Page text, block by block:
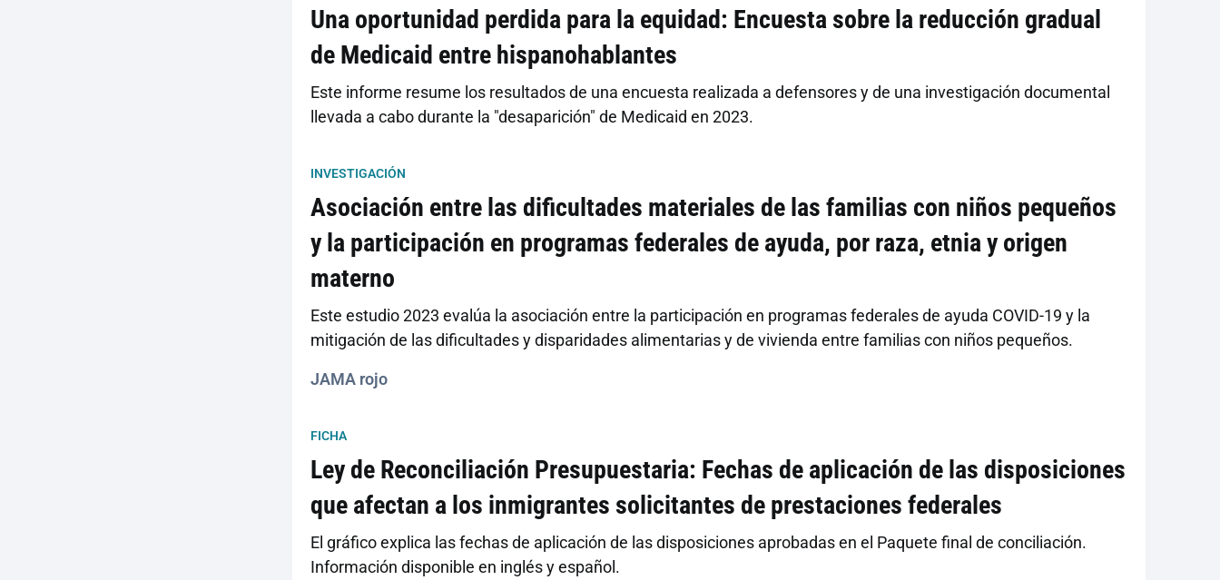
Una oportunidad perdida para la equidad: Encuesta sobre la reducción gradual
de Medicaid entre hispanohablantes
Este informe resume los resultados de una encuesta realizada a defensores y de una investigación documental
llevada a cabo durante la "desaparición" de Medicaid en 2023.
INVESTIGACIÓN
Asociación entre las dificultades materiales de las familias con niños pequeños
y la participación en programas federales de ayuda, por raza, etnia y origen
materno
Este estudio 2023 evalúa la asociación entre la participación en programas federales de ayuda COVID-19 y la
mitigación de las dificultades y disparidades alimentarias y de vivienda entre familias con niños pequeños.
JAMA rojo
FICHA
Ley de Reconciliación Presupuestaria: Fechas de aplicación de las disposiciones
que afectan a los inmigrantes solicitantes de prestaciones federales
El gráfico explica las fechas de aplicación de las disposiciones aprobadas en el Paquete final de conciliación.
Información disponible en inglés y español.